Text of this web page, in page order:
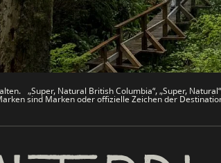
„Super, Natural British Columbia“, „Super,
sind Marken oder offizielle Zeichen der